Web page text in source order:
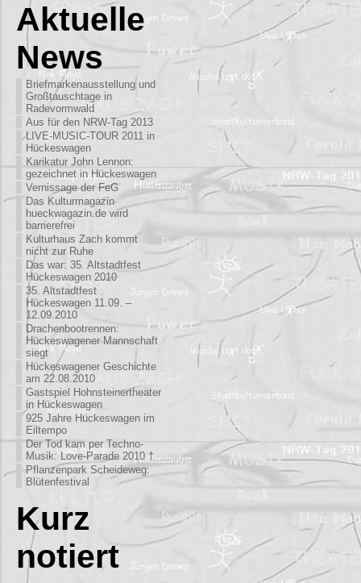
Aktuelle
News
Briefmarkenausstellung und
Großtauschtage in
Radevormwald
Aus für den NRW-Tag 2013
LIVE-MUSIC-TOUR 2011 in
Hückeswagen
Karikatur John Lennon:
gezeichnet in Hückeswagen
Vernissage der FeG
Das Kulturmagazin
hueckwagazin.de wird
barrierefrei
Kulturhaus Zach kommt
nicht zur Ruhe
Das war: 35. Altstadtfest
Hückeswagen 2010
35. Altstadtfest
Hückeswagen 11.09. –
12.09.2010
Drachenbootrennen:
Hückeswagener Mannschaft
siegt
Hückeswagener Geschichte
am 22.08.2010
Gastspiel Hohnsteinertheater
in Hückeswagen
925 Jahre Hückeswagen im
Eiltempo
Der Tod kam per Techno-
Musik: Love-Parade 2010 †
Pflanzenpark Scheideweg:
Blütenfestival
Kurz
notiert